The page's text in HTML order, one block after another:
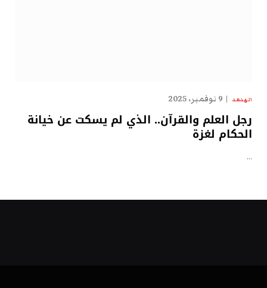
الهدهد 9 نوفمبر، 2025
رجل العلم والقرآن.. الذي لم يسكت عن خيانة
الحكام لغزة
…